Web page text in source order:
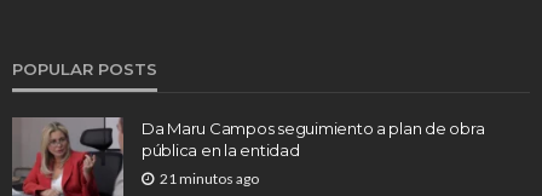
POPULAR POSTS
Da Maru Campos seguimiento a plan de obra
pública en la entidad
21 minutos ago